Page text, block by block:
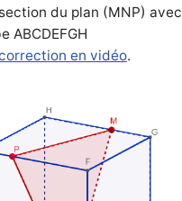
du plan (MNP) avec
ABCDEFGH
en vidéo.